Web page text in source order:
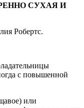
СУХАЯ И
Робертс.
с повышенной
или